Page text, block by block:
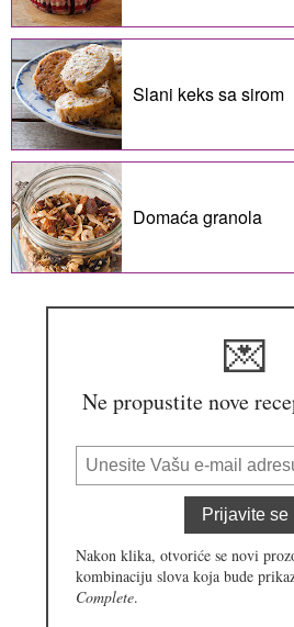
Slani keks sa sirom
Domaća granola
💌
Ne propustite nove
Prijavite se
Nakon klika, otvoriće se novi
kombinaciju slova koja bude
Complete.